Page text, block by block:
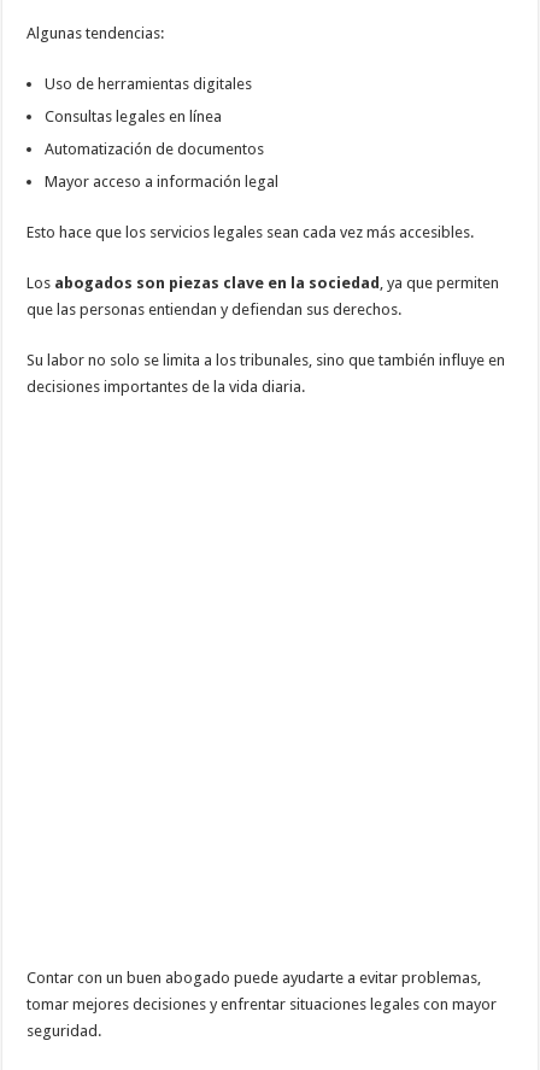
Algunas tendencias:
Uso de herramientas digitales
Consultas legales en línea
Automatización de documentos
Mayor acceso a información legal
Esto hace que los servicios legales sean cada vez más accesibles.
Los abogados son piezas clave en la sociedad , ya que permiten
que las personas entiendan y defiendan sus derechos.
Su labor no solo se limita a los tribunales, sino que también influye en
decisiones importantes de la vida diaria.
Contar con un buen abogado puede ayudarte a evitar problemas,
tomar mejores decisiones y enfrentar situaciones legales con mayor
seguridad.